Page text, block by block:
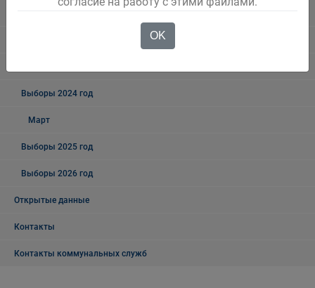
Выборы 2024 год
Март
Выборы 2025 год
Выборы 2026 год
Открытые данные
Контакты
Контакты коммунальных служб
OK